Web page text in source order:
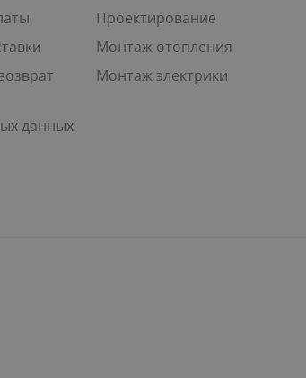
данных
Проектирование
Монтаж отопления
Монтаж электрики